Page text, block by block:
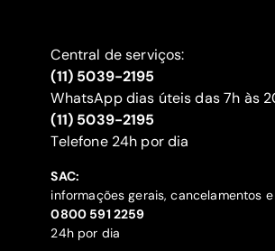
Central de serviços:
(11) 5039-2195
WhatsApp dias úteis das 7h às
(11) 5039-2195
‍Telefone 24h por dia
SAC:
informações gerais, cancelamentos
‍0800 591 2259
24h por dia